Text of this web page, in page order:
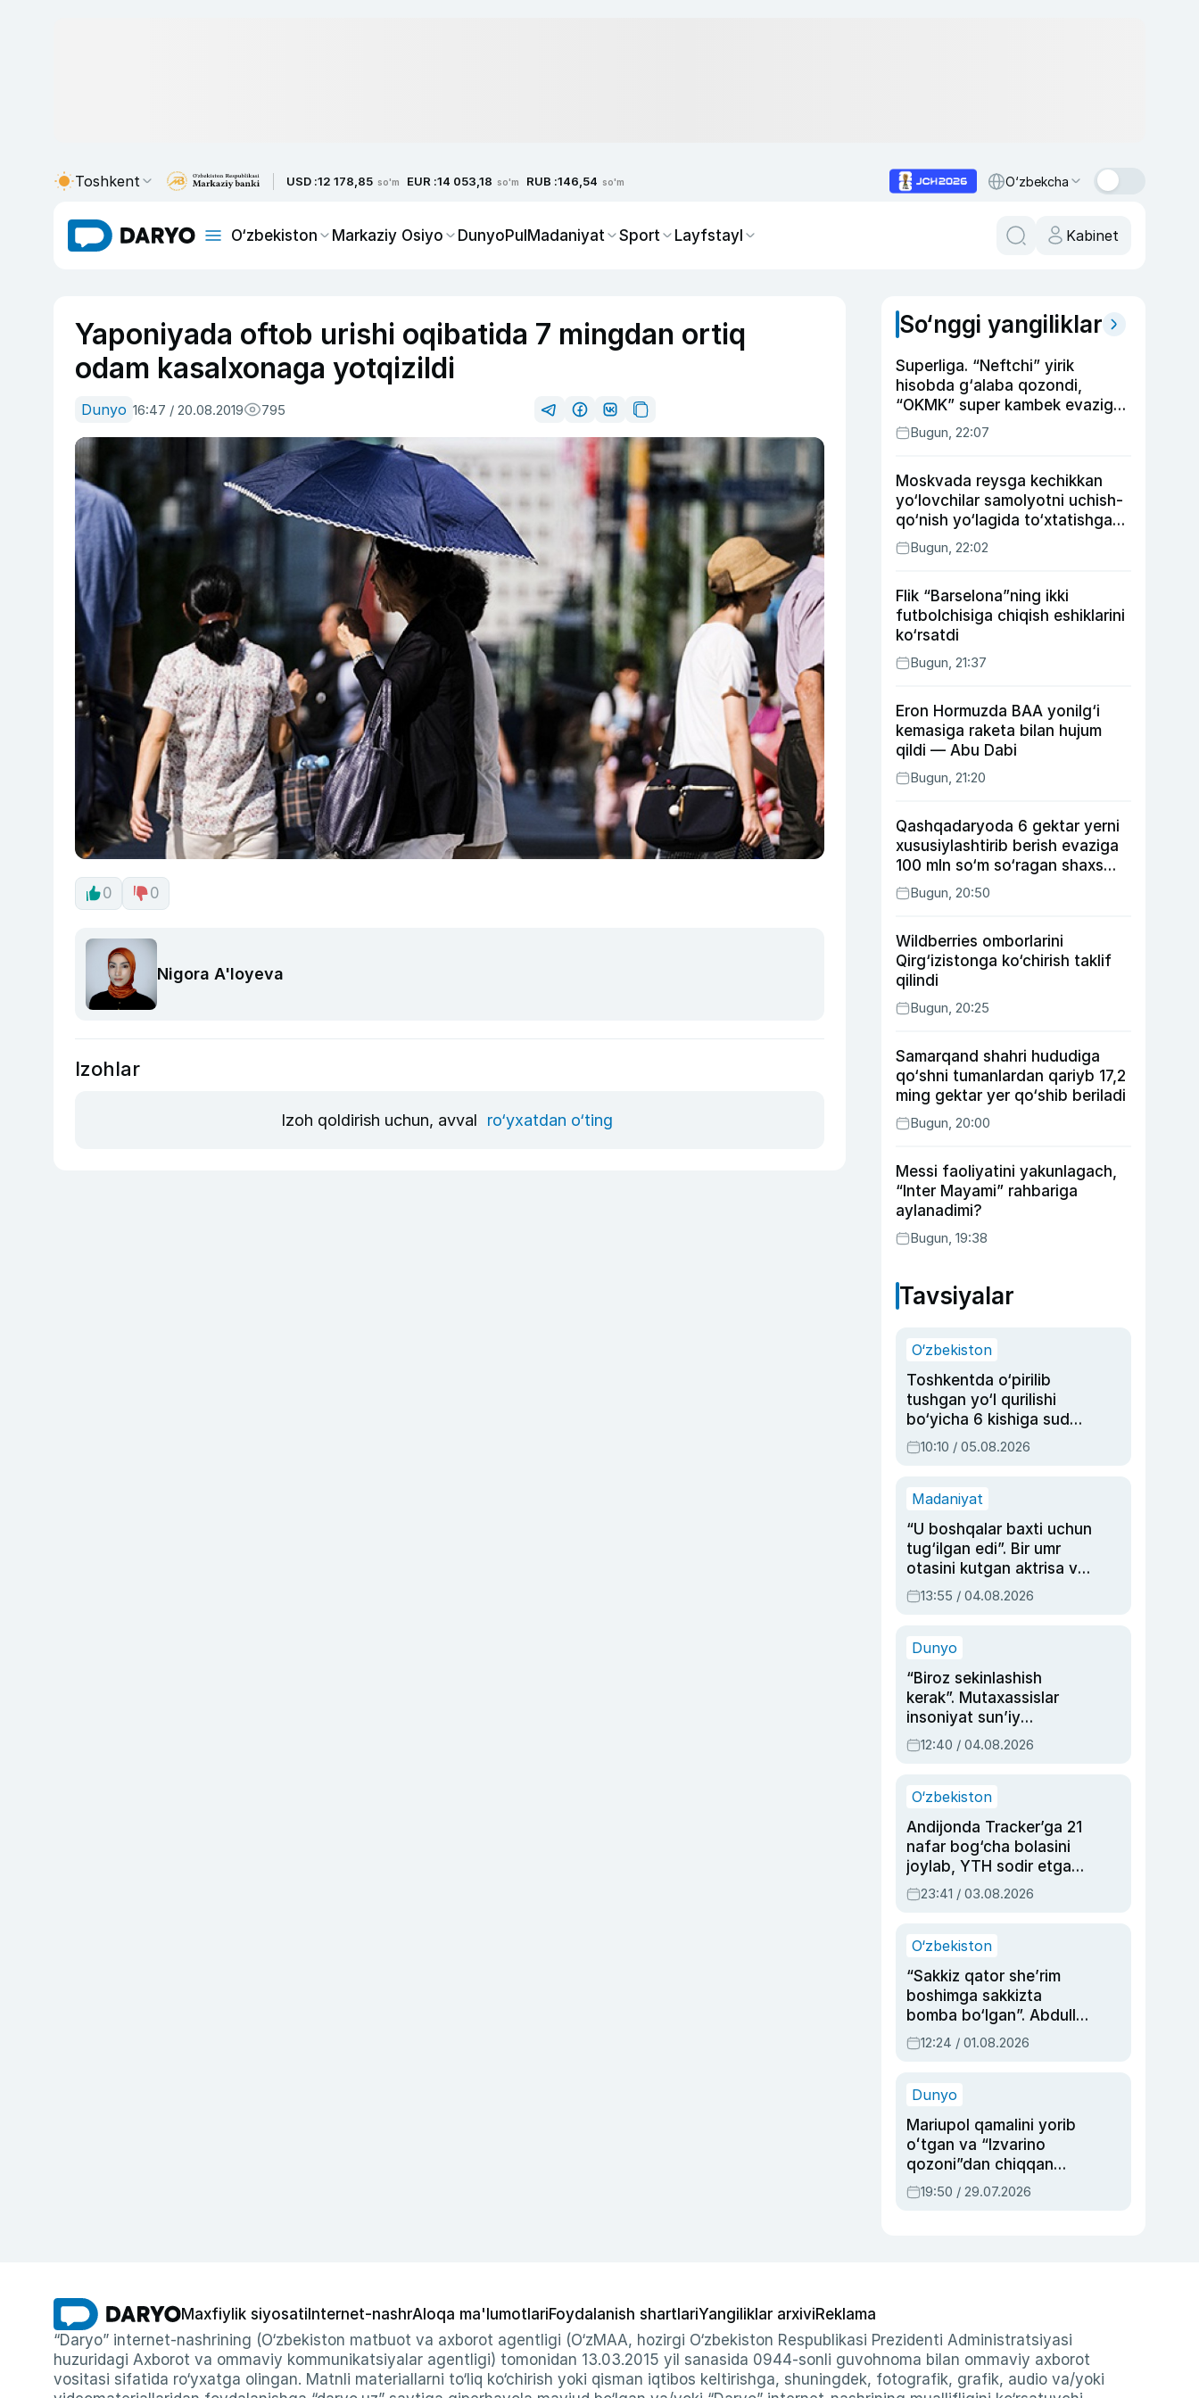
Toshkent USD :12 178,85 so'm EUR :14 053,18 so'm RUB :146,54 so'm O‘zbekcha
O‘zbekiston Markaziy Osiyo DunyoPulMadaniyat Sport Layfstayl Kabinet
Yaponiyada oftob urishi oqibatida 7 mingdan ortiq
odam kasalxonaga yotqizildi
Dunyo 16:47 / 20.08.2019 795
0 0
Nigora A'loyeva
Izohlar
Izoh qoldirish uchun, avval ro‘yxatdan o‘ting
So‘nggi yangiliklar
Superliga. “Neftchi” yirik
hisobda g‘alaba qozondi,
“OKMK” super kambek evaziga
“Bunyodkor”dan ustun keldi,
“Nasaf” durang qayd etdi
Bugun, 22:07
Moskvada reysga kechikkan
yo‘lovchilar samolyotni uchish-
qo‘nish yo‘lagida to‘xtatishga
urindi (video)
Bugun, 22:02
Flik “Barselona”ning ikki
futbolchisiga chiqish eshiklarini
ko‘rsatdi
Bugun, 21:37
Eron Hormuzda BAA yonilg‘i
kemasiga raketa bilan hujum
qildi — Abu Dabi
Bugun, 21:20
Qashqadaryoda 6 gektar yerni
xususiylashtirib berish evaziga
100 mln so‘m so‘ragan shaxs
ushlandi
Bugun, 20:50
Wildberries omborlarini
Qirg‘izistonga ko‘chirish taklif
qilindi
Bugun, 20:25
Samarqand shahri hududiga
qo‘shni tumanlardan qariyb 17,2
ming gektar yer qo‘shib beriladi
Bugun, 20:00
Messi faoliyatini yakunlagach,
“Inter Mayami” rahbariga
aylanadimi?
Bugun, 19:38
Tavsiyalar
O‘zbekiston
Toshkentda o‘pirilib
tushgan yo‘l qurilishi
bo‘yicha 6 kishiga sud
hukmi o‘qildi
10:10 / 05.08.2026
Madaniyat
“U boshqalar baxti uchun
tug‘ilgan edi”. Bir umr
otasini kutgan aktrisa va
dublyaj ustasi Rimma
Ahmedovaning
13:55 / 04.08.2026
Dunyo
“Biroz sekinlashish
kerak”. Mutaxassislar
insoniyat sun’iy
intellektni boshqara
olmay qolishidan xavotir
12:40 / 04.08.2026
O‘zbekiston
Andijonda Tracker’ga 21
nafar bog‘cha bolasini
joylab, YTH sodir etgan
ayolga sud hukmi o‘qildi
23:41 / 03.08.2026
O‘zbekiston
“Sakkiz qator she’rim
boshimga sakkizta
bomba bo‘lgan”. Abdulla
Oripovni siyosiy
ayblovlardan asrab
12:24 / 01.08.2026
Dunyo
Mariupol qamalini yorib
oʻtgan va “Izvarino
qozoni”dan chiqqan
qahramon — Ukraina
armiyasi bosh
19:50 / 29.07.2026
Maxfiylik siyosati Internet-nashrAloqa ma'lumotlariFoydalanish shartlariYangiliklar arxiviReklama
“Daryo” internet-nashrining (O‘zbekiston matbuot va axborot agentligi (O‘zMAA, hozirgi O‘zbekiston Respublikasi Prezidenti Administratsiyasi
huzuridagi Axborot va ommaviy kommunikatsiyalar agentligi) tomonidan 13.03.2015 yil sanasida 0944-sonli guvohnoma bilan ommaviy axborot
vositasi sifatida ro‘yxatga olingan. Matnli materiallarni to‘liq ko‘chirish yoki qisman iqtibos keltirishga, shuningdek, fotografik, grafik, audio va/yoki